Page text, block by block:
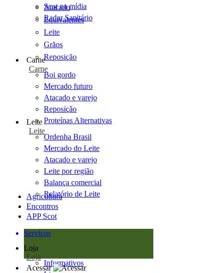
Scot na mídia
Radar Sanitário
Atacado
Equivalentes
Leite
Grãos
Reposição
Carne
Carne
Boi gordo
Mercado futuro
Atacado e varejo
Reposição
Proteínas Alternativas
Leite
Leite
Ordenha Brasil
Mercado do Leite
Atacado e varejo
Leite por região
Balança comercial
Relatório de Leite
Agricultura
Encontros
APP Scot
Serviços
Loja
Loja
Informativos
Acessar